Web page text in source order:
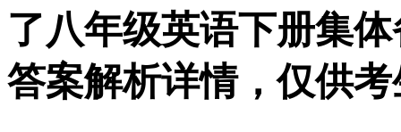
了八年级英语下册集
答案解析详情，仅供